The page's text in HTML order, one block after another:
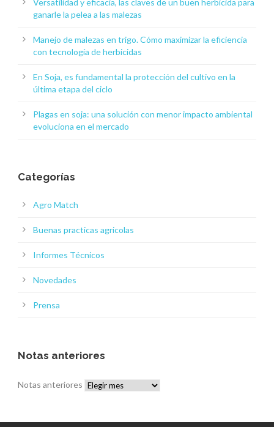
ganarle la pelea a las malezas
Manejo de malezas en trigo. Cómo maximizar la eficiencia
con tecnología de herbicidas
En Soja, es fundamental la protección del cultivo en la
última etapa del ciclo
Plagas en soja: una solución con menor impacto ambiental
evoluciona en el mercado
Categorías
Agro Match
Buenas practicas agricolas
Informes Técnicos
Novedades
Prensa
Notas anteriores
Notas anteriores